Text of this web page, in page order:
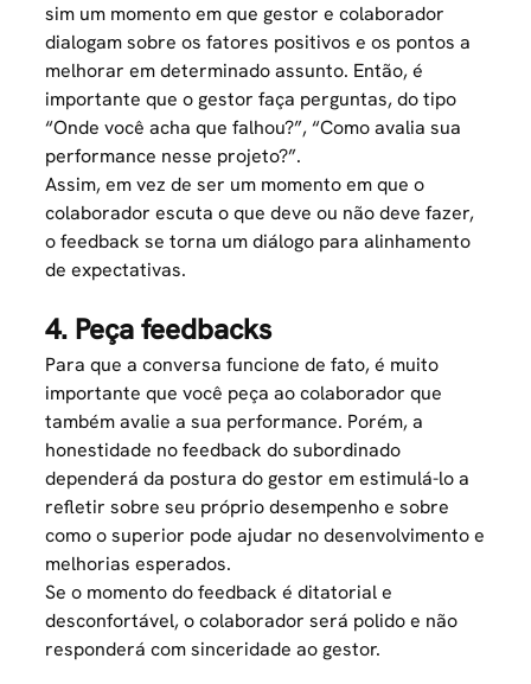
sim um momento em que gestor e colaborador
dialogam sobre os fatores positivos e os pontos a
melhorar em determinado assunto. Então, é
importante que o gestor faça perguntas, do tipo
“Onde você acha que falhou?”, “Como avalia sua
performance nesse projeto?”.
Assim, em vez de ser um momento em que o
colaborador escuta o que deve ou não deve fazer,
o feedback se torna um diálogo para alinhamento
de expectativas.
4. Peça feedbacks
Para que a conversa funcione de fato, é muito
importante que você peça ao colaborador que
também avalie a sua performance. Porém, a
honestidade no feedback do subordinado
dependerá da postura do gestor em estimulá-lo a
refletir sobre seu próprio desempenho e sobre
como o superior pode ajudar no desenvolvimento e
melhorias esperados.
Se o momento do feedback é ditatorial e
desconfortável, o colaborador será polido e não
responderá com sinceridade ao gestor.